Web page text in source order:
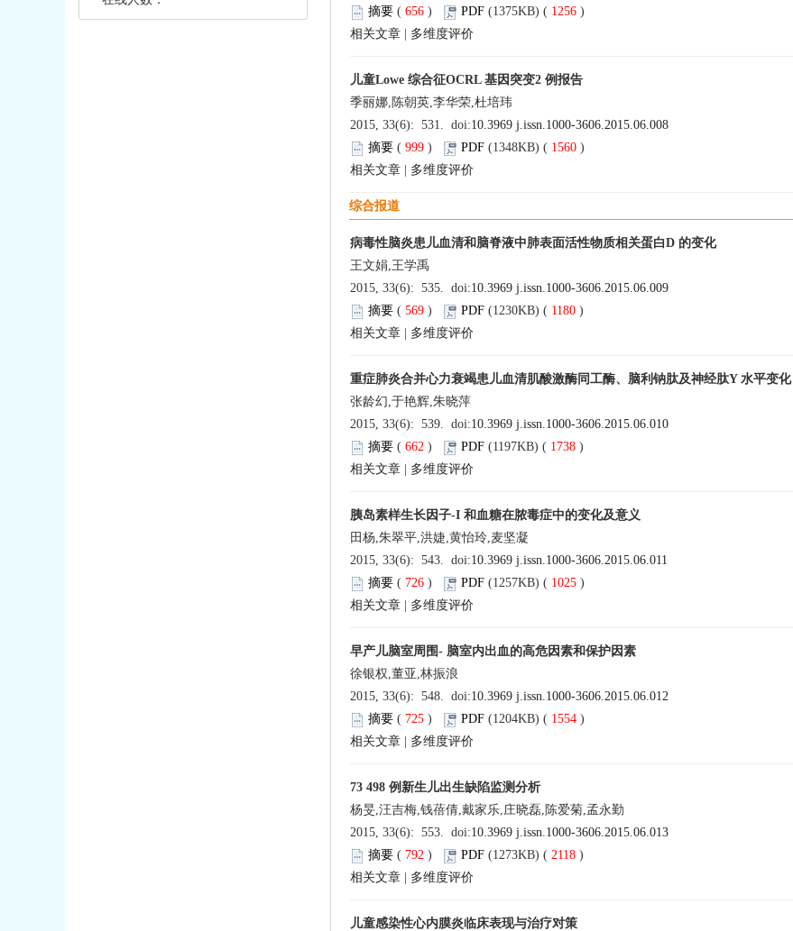
摘要 (656 ) PDF (1375KB) ( 1256)
相关文章
多维度评价
儿童Lowe 综合征OCRL 基因突变2 例报告
季丽娜,陈朝英,李华荣,杜培玮
2015, 33(6): 531. doi:10.3969 j.issn.1000-3606.2015.06.008
摘要 (999 ) PDF (1348KB) ( 1560)
相关文章
多维度评价
综合报道
病毒性脑炎患儿血清和脑脊液中肺表面活性物质相关蛋白D 的变化
王文娟,王学禹
2015, 33(6): 535. doi:10.3969 j.issn.1000-3606.2015.06.009
摘要 (569 ) PDF (1230KB) ( 1180)
相关文章
多维度评价
重症肺炎合并心力衰竭患儿血清肌酸激酶同工酶、脑利钠肽及神经肽Y 水平变化
张龄幻,于艳辉,朱晓萍
2015, 33(6): 539. doi:10.3969 j.issn.1000-3606.2015.06.010
摘要 (662 ) PDF (1197KB) ( 1738)
相关文章
多维度评价
胰岛素样生长因子-I 和血糖在脓毒症中的变化及意义
田杨,朱翠平,洪婕,黄怡玲,麦坚凝
2015, 33(6): 543. doi:10.3969 j.issn.1000-3606.2015.06.011
摘要 ( 726 ) PDF (1257KB) ( 1025)
相关文章
多维度评价
早产儿脑室周围- 脑室内出血的高危因素和保护因素
徐银权,董亚,林振浪
2015, 33(6): 548. doi:10.3969 j.issn.1000-3606.2015.06.012
摘要 ( 725 ) PDF (1204KB) ( 1554)
相关文章
多维度评价
73 498 例新生儿出生缺陷监测分析
杨旻,汪吉梅,钱蓓倩,戴家乐,庄晓磊,陈爱菊,孟永勤
2015, 33(6): 553. doi:10.3969 j.issn.1000-3606.2015.06.013
摘要 ( 792 ) PDF (1273KB) ( 2118)
相关文章
多维度评价
儿童感染性心内膜炎临床表现与治疗对策